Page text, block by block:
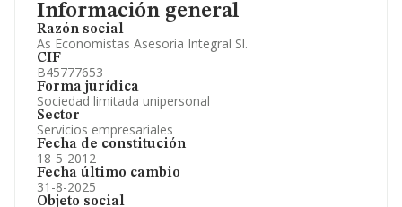
Información general
Razón social
As Economistas Asesoria Integral Sl.
CIF
B45777653
Forma jurídica
Sociedad limitada unipersonal
Sector
Servicios empresariales
Fecha de constitución
18-5-2012
Fecha último cambio
31-8-2025
Objeto social